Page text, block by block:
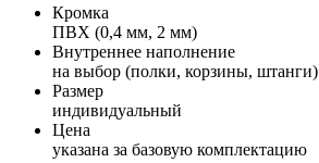
Кромка
ПВХ (0,4 мм, 2 мм)
Внутреннее наполнение
на выбор (полки, корзины, штанги)
Размер
индивидуальный
Цена
указана за базовую комплектацию